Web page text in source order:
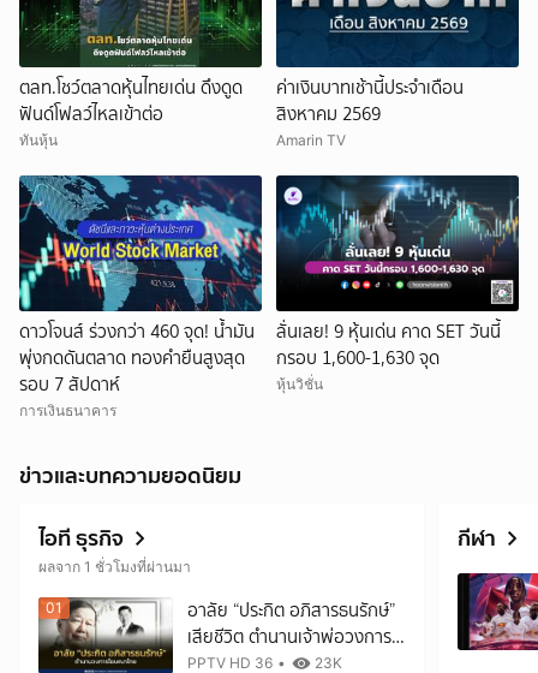
ตลท.โชว์ตลาดหุ้นไทยเด่น ดึงดูด
ฟันด์โฟลว์ไหลเข้าต่อ
ทันหุ้น
ค่าเงินบาทเช้านี้ประจำเดือน
สิงหาคม 2569
Amarin TV
ดาวโจนส์ ร่วงกว่า 460 จุด! น้ำมัน
พุ่งกดดันตลาด ทองคำยืนสูงสุด
รอบ 7 สัปดาห์
การเงินธนาคาร
ลั่นเลย! 9 หุ้นเด่น คาด SET วันนี้
กรอบ 1,600-1,630 จุด
หุ้นวิชั่น
ข่าวและบทความยอดนิยม
ไอที ธุรกิจ
ผลจาก 1 ชั่วโมงที่ผ่านมา
01
อาลัย “ประกิต อภิสารธนรักษ์”
เสียชีวิต ตำนานเจ้าพ่อวงการ
โฆษณาไทย
PPTV HD 36 • 23K
กีฬา